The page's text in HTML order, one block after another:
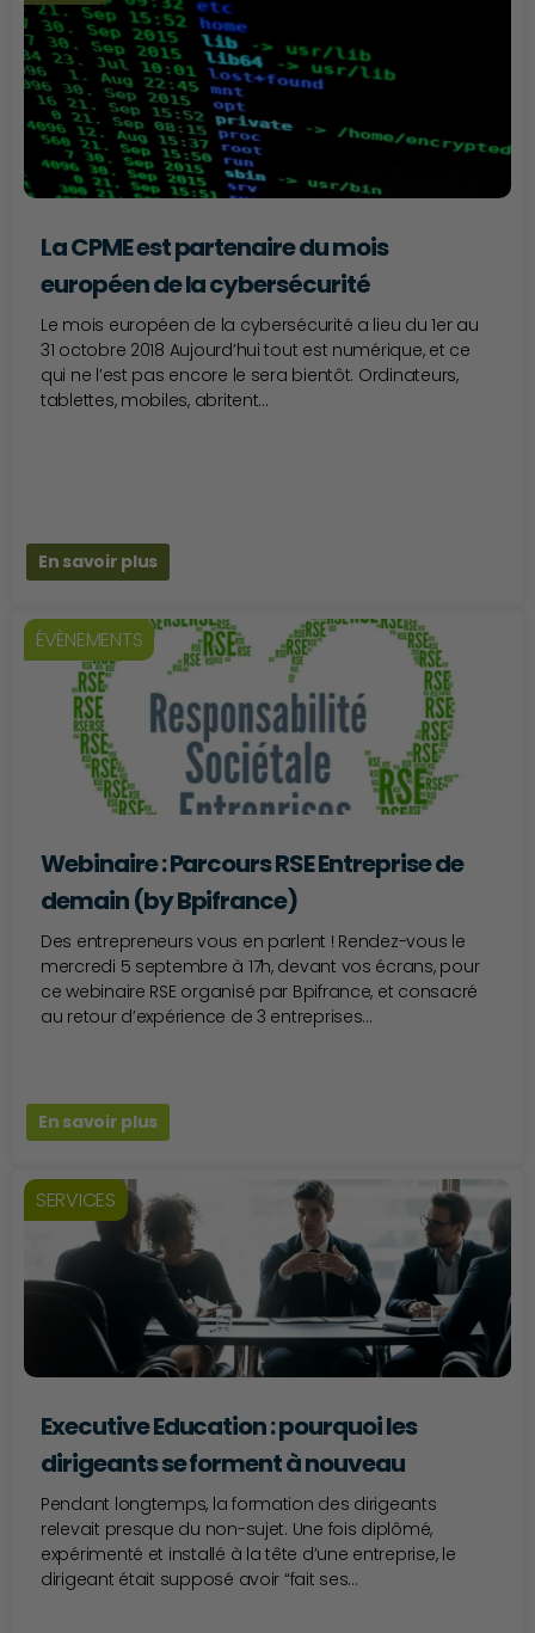
La CPME est partenaire du mois
européen de la cybersécurité
Le mois européen de la cybersécurité a lieu du 1er au
31 octobre 2018 Aujourd’hui tout est numérique, et ce
qui ne l’est pas encore le sera bientôt. Ordinateurs,
tablettes, mobiles, abritent...
En savoir plus
ÉVÈNEMENTS
Webinaire : Parcours RSE Entreprise de
demain (by Bpifrance)
Des entrepreneurs vous en parlent ! Rendez-vous le
mercredi 5 septembre à 17h, devant vos écrans, pour
ce webinaire RSE organisé par Bpifrance, et consacré
au retour d’expérience de 3 entreprises...
En savoir plus
SERVICES
Executive Education : pourquoi les
dirigeants se forment à nouveau
Pendant longtemps, la formation des dirigeants
relevait presque du non-sujet. Une fois diplômé,
expérimenté et installé à la tête d’une entreprise, le
dirigeant était supposé avoir “fait ses...